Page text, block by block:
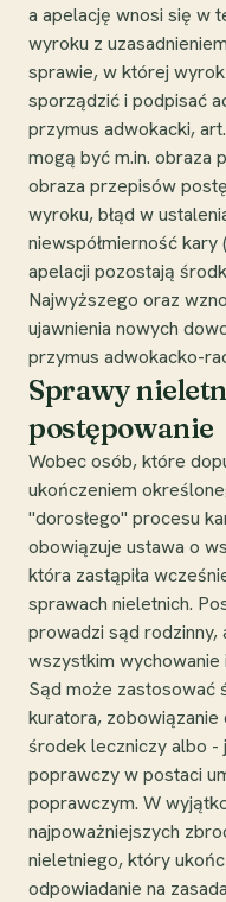
a apelację wnosi się w
wyroku z
sprawie, w której
sporządzić i podpisać
przymus adwokacki,
mogą być m.in. obraza
obraza przepisów
wyroku, błąd w
niewspółmierność kary
apelacji pozostają
Najwyższego oraz
ujawnienia nowych
przymus adwokacko-
Sprawy
postępowanie
Wobec osób, które
ukończeniem
"dorosłego" procesu
obowiązuje ustawa o
która zastąpiła
sprawach nieletnich.
prowadzi sąd
wszystkim wychowanie
Sąd może zastosować
kuratora,
środek leczniczy albo
poprawczy w postaci
poprawczym. W
najpoważniejszych
nieletniego, który
odpowiadanie na